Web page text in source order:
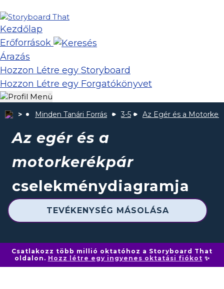
Kezdőlap
Erőforrások
Árazás
Hozzon Létre egy Storyboard
Hozzon Létre egy Forgatókönyvet
Minden Tanári Forrás 3-5 Az Egér és a
Az egér és a
motorkerékpár
cselekménydiagramja
TEVÉKENYSÉG MÁSOLÁSA
Csatlakozz több millió oktatóhoz a Storyboard That
oldalon. Hozz létre egy ingyenes oktatási fiókot ✨